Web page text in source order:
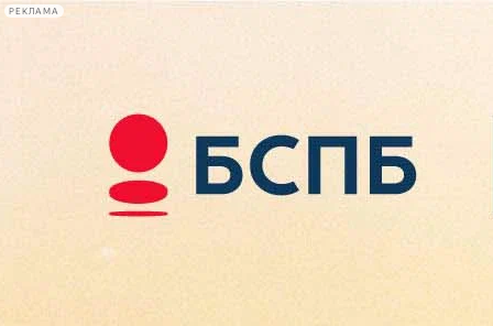
РЕКЛАМА
Сегодня:
2026.08.09
12:19
Афиша Plus